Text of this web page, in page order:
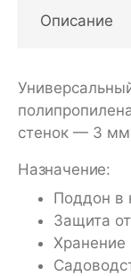
Описание
стенок — 3
Назначение:
Поддон в
Защита
Хранение